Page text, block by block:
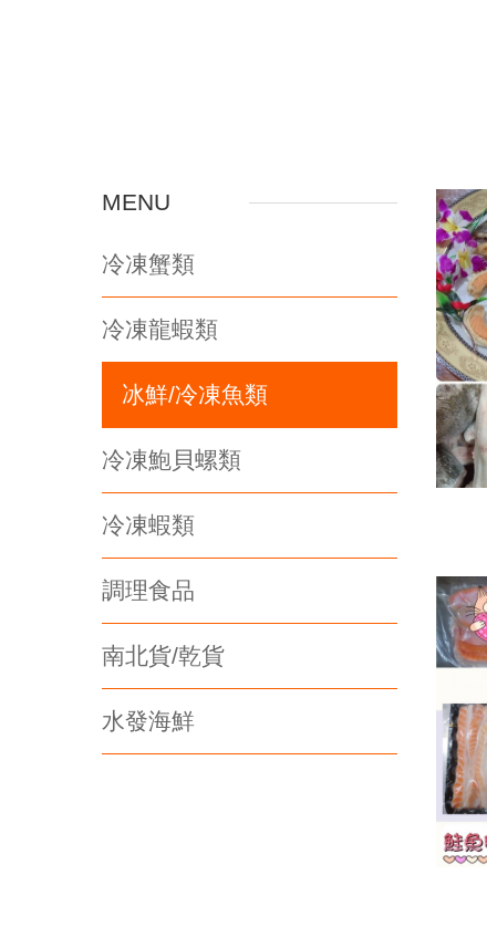
MENU
冷凍蟹類
冷凍龍蝦類
冰鮮/冷凍魚類
冷凍鮑貝螺類
冷凍蝦類
調理食品
南北貨/乾貨
水發海鮮